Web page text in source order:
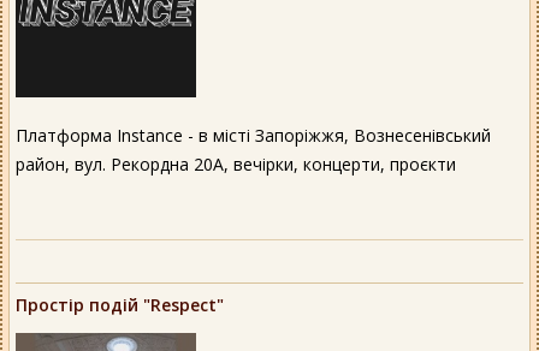
Платформа Instance - в місті Запоріжжя, Вознесенівський
район, вул. Рекордна 20А, вечірки, концерти, проєкти
Простір подій "Respect"